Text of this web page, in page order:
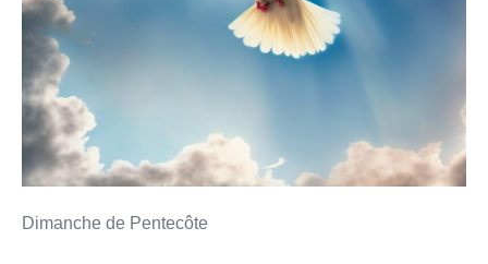
Dimanche de Pentecôte